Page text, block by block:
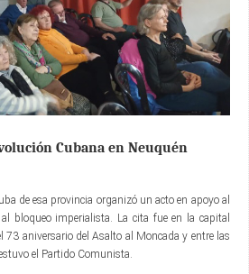
Cubana en Neuquén
de esa provincia organizó un acto en apoyo al
bloqueo imperialista. La cita fue en la capital
73 aniversario del Asalto al Moncada y entre las
el Partido Comunista.